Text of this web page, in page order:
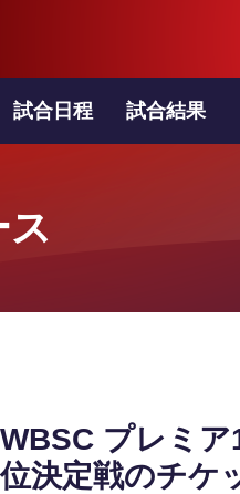
試合日程 試合結果
ス
WBSC プレミ
決定戦のチケ